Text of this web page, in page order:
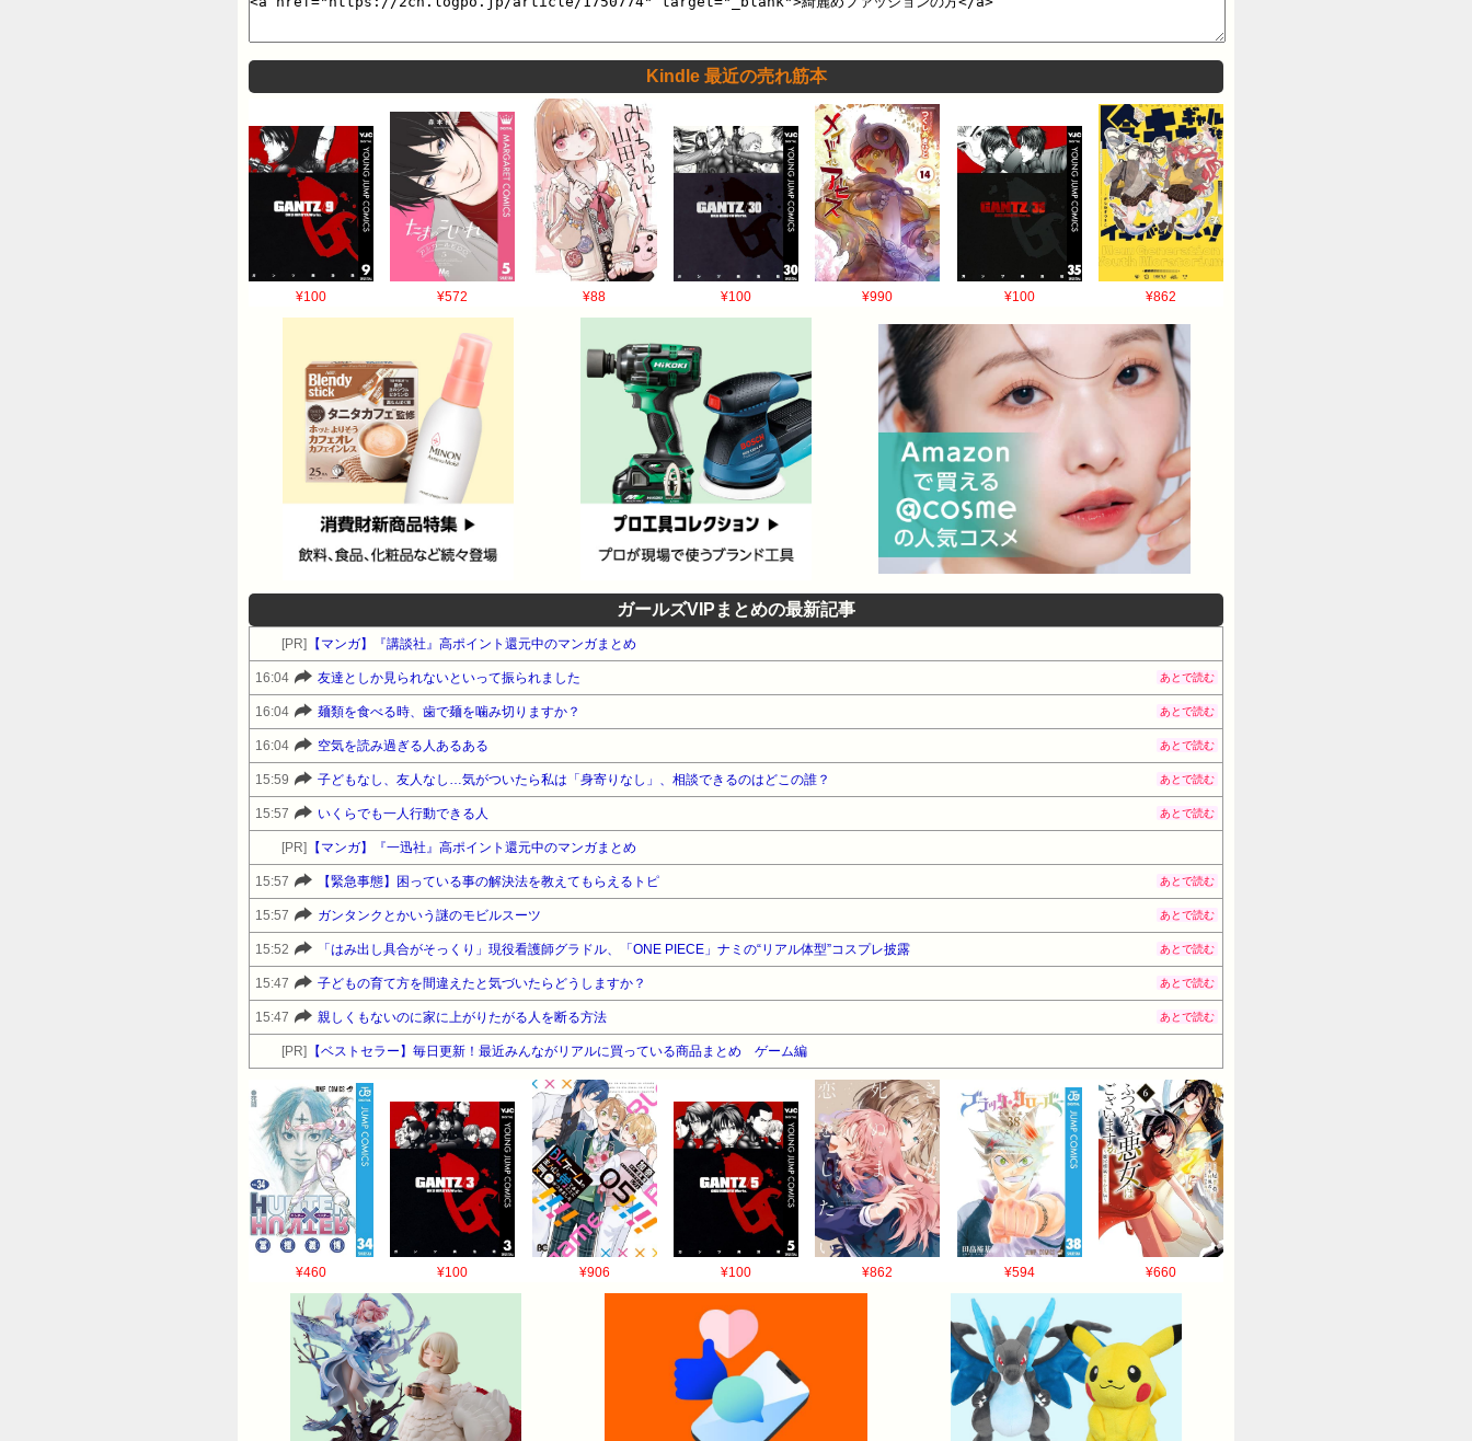
Kindle 最近の売れ筋本
¥100 ¥572 ¥88 ¥100 ¥990 ¥100 ¥862
ガールズVIPまとめの最新記事
[PR] 【マンガ】『講談社』高ポイント還元中のマンガまとめ
16:04 友達としか見られないといって振られました あとで読む
16:04 麺類を食べる時、歯で麺を噛み切りますか？ あとで読む
16:04 空気を読み過ぎる人あるある あとで読む
15:59 子どもなし、友人なし…気がついたら私は「身寄りなし」、相談できるのはどこの誰？ あとで読む
15:57 いくらでも一人行動できる人 あとで読む
[PR] 【マンガ】『一迅社』高ポイント還元中のマンガまとめ
15:57 【緊急事態】困っている事の解決法を教えてもらえるトピ あとで読む
15:57 ガンタンクとかいう謎のモビルスーツ あとで読む
15:52 「はみ出し具合がそっくり」現役看護師グラドル、「ONE PIECE」ナミの“リアル体型”コスプレ披露 あとで読む
15:47 子どもの育て方を間違えたと気づいたらどうしますか？ あとで読む
15:47 親しくもないのに家に上がりたがる人を断る方法 あとで読む
[PR] 【ベストセラー】毎日更新！最近みんながリアルに買っている商品まとめ ゲーム編
¥460 ¥100 ¥906 ¥100 ¥862 ¥594 ¥660